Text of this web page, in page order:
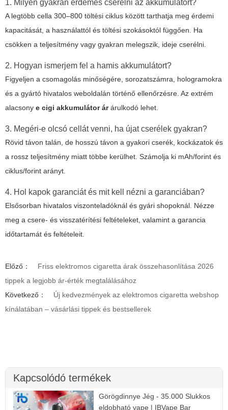
1. Milyen gyakran érdemes cserélni az akkumulátort?
A legtöbb cella 300–800 töltési ciklus között tarthatja meg érdemi
kapacitását, a használattól és töltési szokásoktól függően. Ha
csökken a teljesítmény vagy gyakran melegszik, ideje cserélni.
2. Hogyan ismerjem fel a hamis akkumulátort?
Figyeljen a csomagolás minőségére, sorozatszámra, hologramokra
és a gyártó hivatalos weboldalán történő ellenőrzésre. Az extrém
alacsony e cigi akkumulátor árárulkodó lehet.
3. Megéri-e olcsó cellát venni, ha újat cserélek gyakran?
Rövid távon talán, de hosszú távon a gyakori cserék, kockázatok és
a rossz teljesítmény miatt többe kerülhet. Számolja ki mAh/forint és
ciklus/forint arányt.
4. Hol kapok garanciát és mit kell nézni a garanciában?
Elsősorban hivatalos viszonteladóknál és gyári shopoknál. Nézze
meg a csere- és visszatérítési feltételeket, valamint a garancia
időtartamát és feltételeit.
Előző：
Friss elektromos cigaretta árak összehasonlítása 2026
tippek a legjobb ár-érték megtalálásához
Következő：
Új kedvezmények az elektromos cigaretta webshop
kínálatában – vásárlási tippek és bestsellerek
Kapcsolódó termékek
Görögdinnye Jég - 35.000 Slukkos
eldobható vape | IBVape Bar